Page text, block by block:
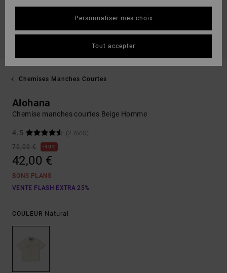
Chemises Manches Courtes
Alohana
Chemise manches courtes Beige Homme
4.5
(2 AVIS)
70,00 €
40%
42,00 €
BONS PLANS
VENTE FLASH EXTRA 25%
COULEUR Natural
Personnaliser mes choix
Tout accepter